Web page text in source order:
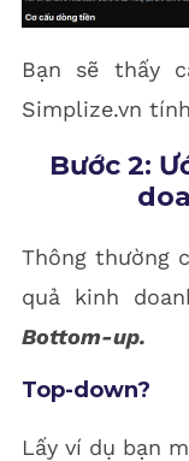
Bạn sẽ thấy
Simplize.vn
Bước 2:
Thông thường
quả kinh
Bottom-up.
Top-down?
Lấy ví dụ bạn